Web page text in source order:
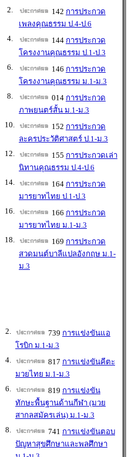
2. 142 การประกวด
เพลงคุณธรรม ป.4-ป.6
4. 144 การประกวด
โครงงานคุณธรรม ป.1-ป.3
6. 146 การประกวด
โครงงานคุณธรรม ม.1-ม.3
8. 014 การประกวด
ภาพยนตร์สั้น ม.1-ม.3
10. 152 การประกวด
ละครประวัติศาสตร์ ป.1-ม.3
12. 155 การประกวดเล่า
นิทานคุณธรรม ป.4-ป.6
14. 164 การประกวด
มารยาทไทย ป.1-ป.3
16. 166 การประกวด
มารยาทไทย ม.1-ม.3
18. 169 การประกวด
สวดมนต์บาลีแปลอังกฤษ ม.1-
ม.3
2. 739 การแข่งขันแอ
โรบิก ม.1-ม.3
4. 817 การแข่งขันคีตะ
มวยไทย ม.1-ม.3
6. 819 การแข่งขัน
ทักษะพื้นฐานด้านกีฬา (มวย
สากลสมัครเล่น) ม.1-ม.3
8. 741 การแข่งขันตอบ
ปัญหาสุขศึกษาและพลศึกษา